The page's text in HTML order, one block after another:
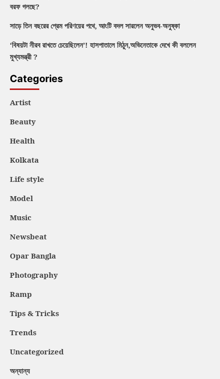
বরফ গলছে?
সাড়ে তিন বছরের প্রেম পরিণয়ের পথে, আংটি বদল সারলেন অনুভব-অনুষ্কা
‘বিষয়টা নীরব রাখতে চেয়েছিলেন’! হাসপাতালে মিঠুন,অভিনেতাকে দেখে কী বললেন
মুখ্যমন্ত্রী ?
Categories
Artist
Beauty
Health
Kolkata
Life style
Model
Music
Newsbeat
Opar Bangla
Photography
Ramp
Tips & Tricks
Trends
Uncategorized
অন্যান্য